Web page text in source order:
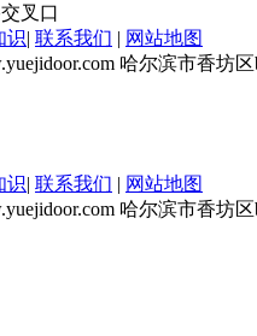
叉口
识| 联系我们 | 网站地图
哈尔滨市香
识| 联系我们 | 网站地图
哈尔滨市香